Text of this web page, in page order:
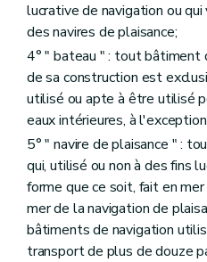
lucrative de navigation ou
des navires de plaisance;
4° " bateau " : tout bâtiment
de sa construction est
utilisé ou apte à être utilisé
eaux intérieures, à
5° " navire de plaisance " :
qui, utilisé ou non à des fins
forme que ce soit, fait en
mer de la navigation de
bâtiments de navigation
transport de plus de douze